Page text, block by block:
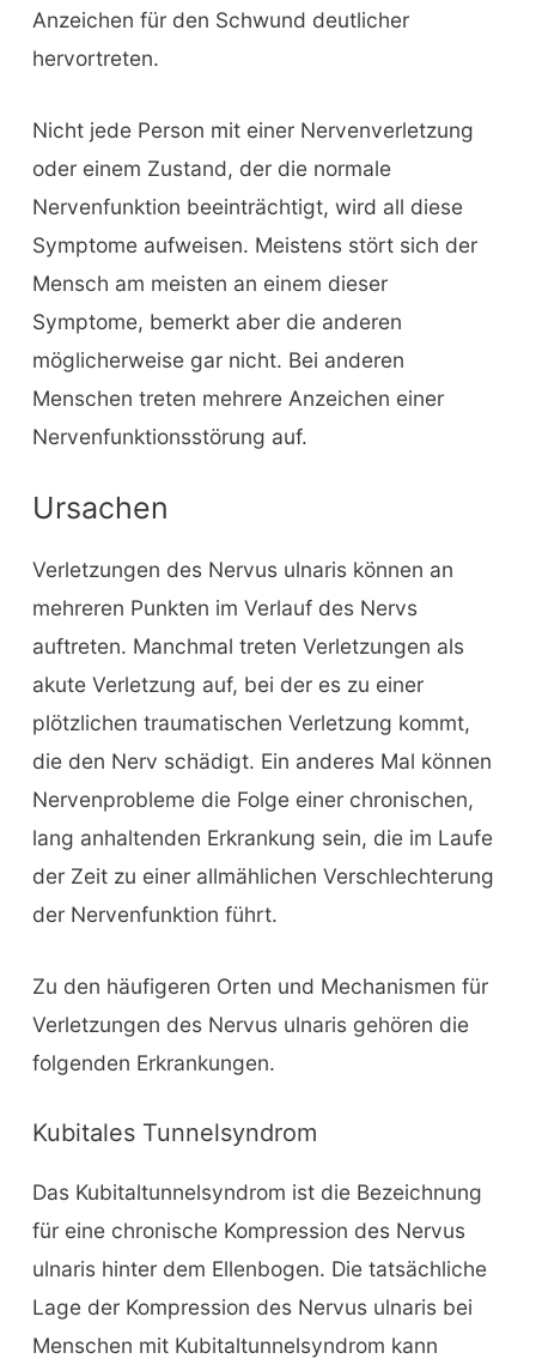
Anzeichen für den Schwund deutlicher
hervortreten.
Nicht jede Person mit einer Nervenverletzung
oder einem Zustand, der die normale
Nervenfunktion beeinträchtigt, wird all diese
Symptome aufweisen. Meistens stört sich der
Mensch am meisten an einem dieser
Symptome, bemerkt aber die anderen
möglicherweise gar nicht. Bei anderen
Menschen treten mehrere Anzeichen einer
Nervenfunktionsstörung auf.
Ursachen
Verletzungen des Nervus ulnaris können an
mehreren Punkten im Verlauf des Nervs
auftreten. Manchmal treten Verletzungen als
akute Verletzung auf, bei der es zu einer
plötzlichen traumatischen Verletzung kommt,
die den Nerv schädigt. Ein anderes Mal können
Nervenprobleme die Folge einer chronischen,
lang anhaltenden Erkrankung sein, die im Laufe
der Zeit zu einer allmählichen Verschlechterung
der Nervenfunktion führt.
Zu den häufigeren Orten und Mechanismen für
Verletzungen des Nervus ulnaris gehören die
folgenden Erkrankungen.
Kubitales Tunnelsyndrom
Das Kubitaltunnelsyndrom ist die Bezeichnung
für eine chronische Kompression des Nervus
ulnaris hinter dem Ellenbogen. Die tatsächliche
Lage der Kompression des Nervus ulnaris bei
Menschen mit Kubitaltunnelsyndrom kann